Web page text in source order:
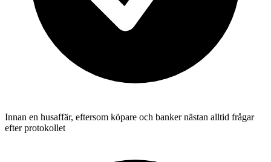
Innan en husaffär, eftersom köpare och banker nästan alltid frågar
efter protokollet